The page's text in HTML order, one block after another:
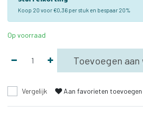
Koop 20 voor €0,36 per stuk en bespaar 20%
Op voorraad
Toevoegen
Vergelijk Aan favorieten toevoegen